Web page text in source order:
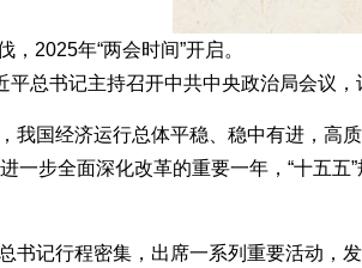
2025年“两会时间”开启。
平总书记主持召开中共中央政治局会议
我国经济运行总体平稳、稳中有进，高
一步全面深化改革的重要一年，“十五
书记行程密集，出席一系列重要活动，